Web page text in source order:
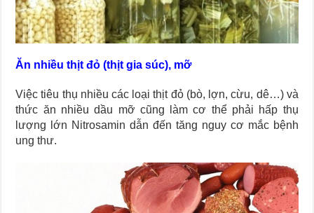
Ăn nhiều thịt đỏ (thịt gia súc), mỡ
Việc tiêu thụ nhiều các loại thịt đỏ (bò, lợn, cừu, dê…) và
thức ăn nhiều dầu mỡ cũng làm cơ thể phải hấp thụ
lượng lớn Nitrosamin dẫn đến tăng nguy cơ mắc bệnh
ung thư.